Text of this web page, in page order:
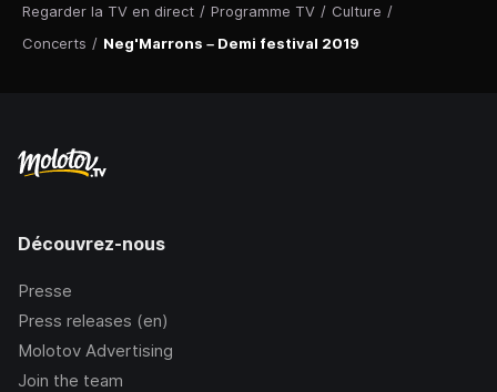
Regarder la TV en direct / Programme TV / Culture /
Concerts / Neg'Marrons – Demi festival 2019
Découvrez-nous
Presse
Press releases (en)
Molotov Advertising
Join the team